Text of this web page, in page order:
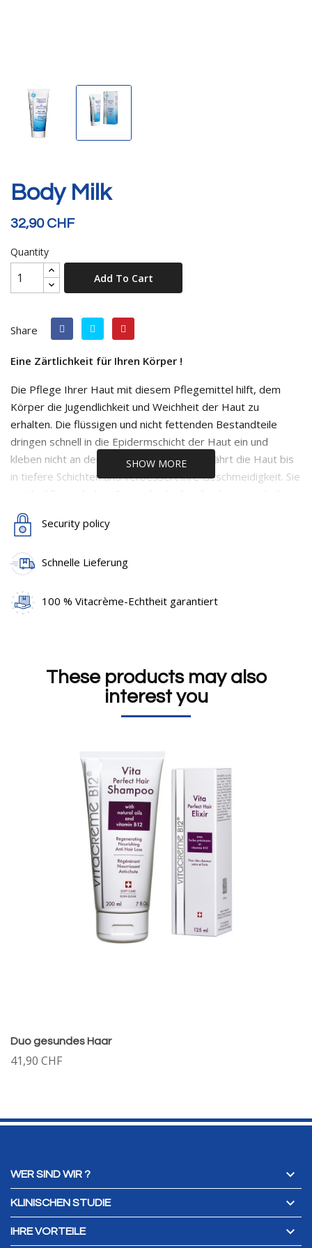
Body Milk
32,90 CHF
Quantity
Add To Cart
Share
Eine Zärtlichkeit für Ihren Körper !
Die Pflege Ihrer Haut mit diesem Pflegemittel hilft, dem
Körper die Jugendlichkeit und Weichheit der Haut zu
erhalten. Die flüssigen und nicht fettenden Bestandteile
dringen schnell in die Epidermschicht der Haut ein und
kleben nicht an der Kleidung. Body Milk ernährt die Haut bis
in tiefere Schichten und verbessert ihre Geschmeidigkeit. Sie
ist ideal für nach dem Sonnenbad oder überhaupt nach dem
Bad oder der Dusche.
Anwendung:morgens und/oder abends, nach dem Bad
kreisförmigen Bewegungen einmassieren, bis die Body Milk
vitamin B12, allantoin, whey protein, lactose, lactid acid.
SHOW MORE
Security policy
Schnelle Lieferung
100 % Vitacrème-Echtheit garantiert
These products may also
interest you
Duo gesundes Haar
41,90 CHF
WER SIND WIR ? 
KLINISCHEN STUDIE 
IHRE VORTEILE 